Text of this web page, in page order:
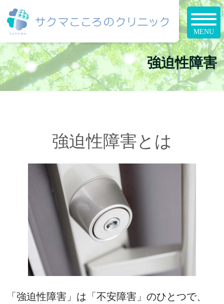
強迫性障害
強迫性障害とは
「強迫性障害」は「不安障害」のひとつで、